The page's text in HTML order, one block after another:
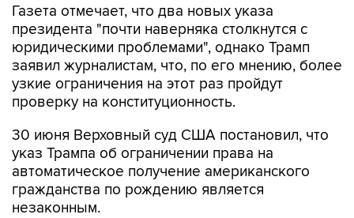
Газета отмечает, что два новых указа
президента "почти наверняка столкнутся с
юридическими проблемами", однако Трамп
заявил журналистам, что, по его мнению, более
узкие ограничения на этот раз пройдут
проверку на конституционность.
30 июня Верховный суд США постановил, что
указ Трампа об ограничении права на
автоматическое получение американского
гражданства по рождению является
незаконным.